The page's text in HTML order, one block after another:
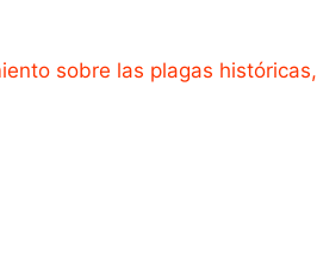
sobre las plagas históricas,